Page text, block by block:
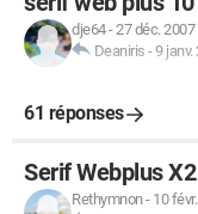
dje64-27 déc. 2007
Deaniris -9 janv.
61 réponses
Serif Webplus
Rethymnon- 10